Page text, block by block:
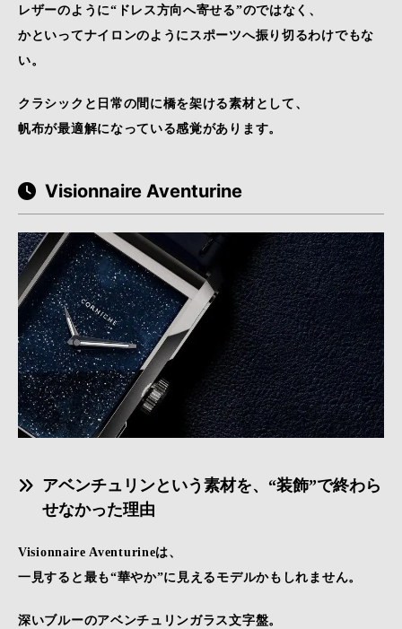
レザーのように“ドレス方向へ寄せる”のではなく、
かといってナイロンのようにスポーツへ振り切るわけでもな
い。
クラシックと日常の間に橋を架ける素材として、
帆布が最適解になっている感覚があります。
Visionnaire Aventurine
アベンチュリンという素材を、“装飾”で終わら
せなかった理由
Visionnaire Aventurineは、
一見すると最も“華やか”に見えるモデルかもしれません。
深いブルーのアベンチュリンガラス文字盤。